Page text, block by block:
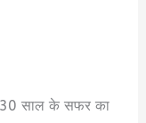
30 साल के सफर का